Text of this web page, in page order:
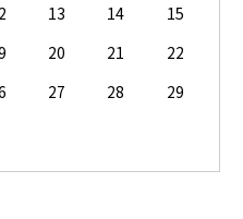
13 14
15
20 21
22
27 28
29